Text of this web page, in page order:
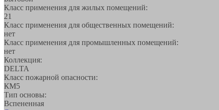
Класс применения для жилых помещений:
21
Класс применения для общественных помещений:
нет
Класс применения для промышленных помещений:
нет
Коллекция:
DELTA
Класс пожарной опасности:
КМ5
Тип основы:
Вспененная